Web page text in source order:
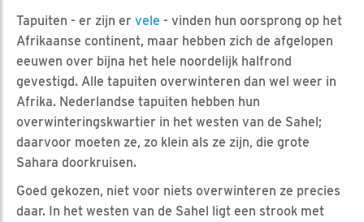
Tapuiten - er zijn er vele - vinden hun oorsprong op het
Afrikaanse continent, maar hebben zich de afgelopen
eeuwen over bijna het hele noordelijk halfrond
gevestigd. Alle tapuiten overwinteren dan wel weer in
Afrika. Nederlandse tapuiten hebben hun
overwinteringskwartier in het westen van de Sahel;
daarvoor moeten ze, zo klein als ze zijn, die grote
Sahara doorkruisen.
Goed gekozen, niet voor niets overwinteren ze precies
daar. In het westen van de Sahel ligt een strook met